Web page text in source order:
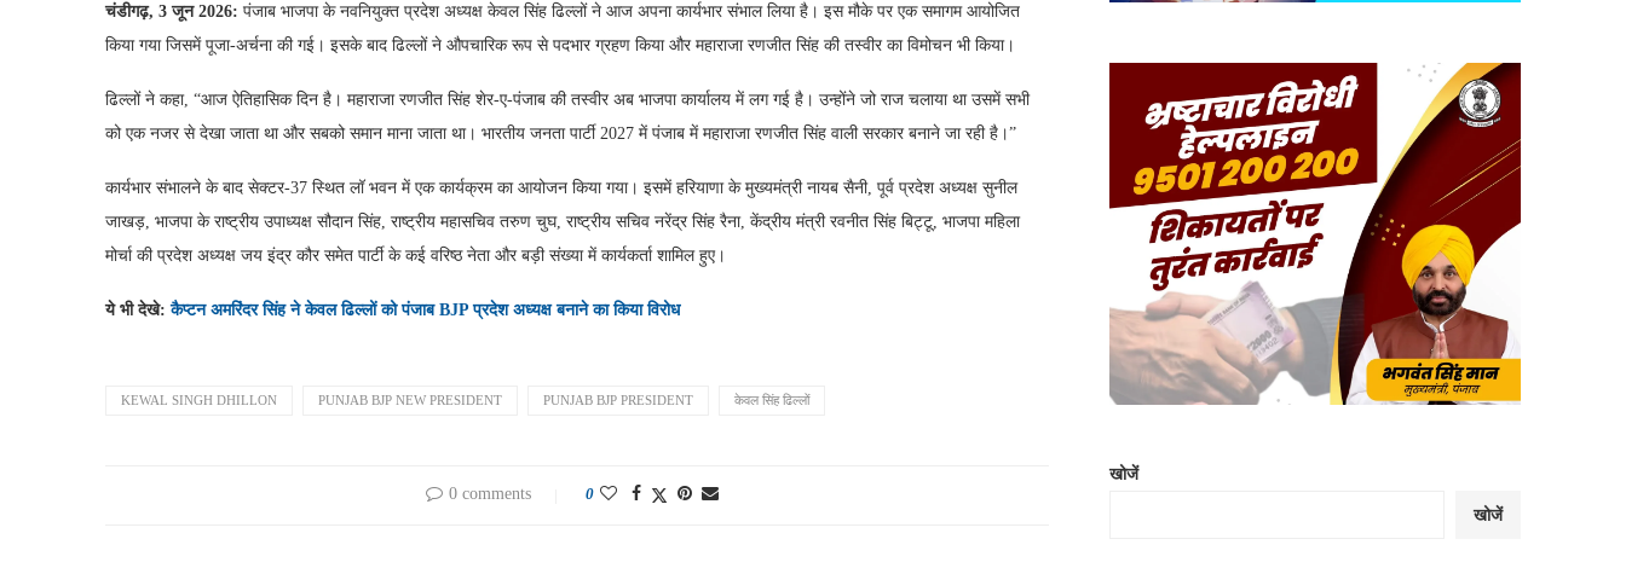
चंडीगढ़, 3 जून 2026: पंजाब भाजपा के नवनियुक्त प्रदेश अध्यक्ष केवल सिंह ढिल्लों ने आज अपना कार्यभार संभाल लिया है। इस मौके पर एक समागम आयोजित
किया गया जिसमें पूजा-अर्चना की गई। इसके बाद ढिल्लों ने औपचारिक रूप से पदभार ग्रहण किया और महाराजा रणजीत सिंह की तस्वीर का विमोचन भी किया।
ढिल्लों ने कहा, “आज ऐतिहासिक दिन है। महाराजा रणजीत सिंह शेर-ए-पंजाब की तस्वीर अब भाजपा कार्यालय में लग गई है। उन्होंने जो राज चलाया था उसमें सभी
को एक नजर से देखा जाता था और सबको समान माना जाता था। भारतीय जनता पार्टी 2027 में पंजाब में महाराजा रणजीत सिंह वाली सरकार बनाने जा रही है।”
कार्यभार संभालने के बाद सेक्टर-37 स्थित लॉ भवन में एक कार्यक्रम का आयोजन किया गया। इसमें हरियाणा के मुख्यमंत्री नायब सैनी, पूर्व प्रदेश अध्यक्ष सुनील
जाखड़, भाजपा के राष्ट्रीय उपाध्यक्ष सौदान सिंह, राष्ट्रीय महासचिव तरुण चुघ, राष्ट्रीय सचिव नरेंद्र सिंह रैना, केंद्रीय मंत्री रवनीत सिंह बिट्टू, भाजपा महिला
मोर्चा की प्रदेश अध्यक्ष जय इंद्र कौर समेत पार्टी के कई वरिष्ठ नेता और बड़ी संख्या में कार्यकर्ता शामिल हुए।
ये भी देखे:कैप्टन अमरिंदर सिंह ने केवल ढिल्लों को पंजाब BJP प्रदेश अध्यक्ष बनाने का किया विरोध
KEWAL SINGH DHILLON PUNJAB BJP NEW PRESIDENT PUNJAB BJP PRESIDENT केवल सिंह ढिल्लों
0 comments 0
खोजें
खोजें